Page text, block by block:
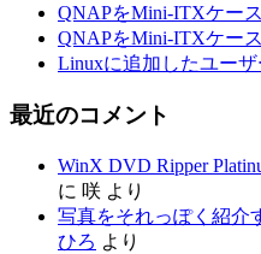
QNAPをMini-ITXケー
QNAPをMini-ITXケー
Linuxに追加したユー
最近のコメント
WinX DVD Ripper
に 咲 より
写真をそれっぽく紹介
ひろ より